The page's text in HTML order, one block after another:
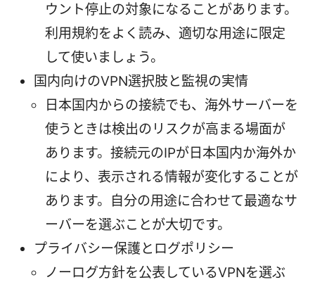
ウント停止の対象になることがあります。
利用規約をよく読み、適切な用途に限定
して使いましょう。
国内向けのVPN選択肢と監視の実情
日本国内からの接続でも、海外サーバーを
使うときは検出のリスクが高まる場面が
あります。接続元のIPが日本国内か海外か
により、表示される情報が変化することが
あります。自分の用途に合わせて最適なサ
ーバーを選ぶことが大切です。
プライバシー保護とログポリシー
ノーログ方針を公表しているVPNを選ぶ